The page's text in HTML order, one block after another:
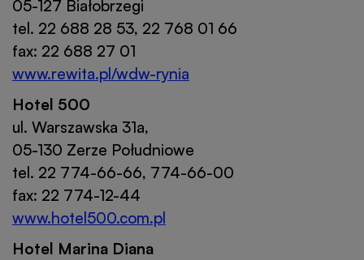
05-127 Białobrzegi
tel. 22 688 28 53, 22 768 01 66
fax: 22 688 27 01
www.rewita.pl/wdw-rynia
Hotel 500
ul. Warszawska 31a,
05-130 Zerze Południowe
tel. 22 774-66-66, 774-66-00
fax: 22 774-12-44
www.hotel500.com.pl
Hotel Marina Diana